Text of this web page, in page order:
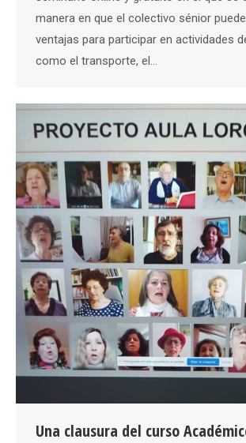
manera en que el colectivo sénior
ventajas para participar en actividades
como el transporte, el…
Una clausura del curso